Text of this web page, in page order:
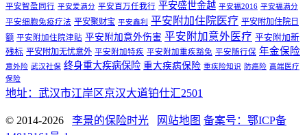
平安智盈同行 平安爱满分 平安百万任我行 平安盛世金越 平安福2016 平安福满分
平安细胞免疫疗法 平安聚财宝 平安鑫利 平安附加住院医疗 平安附加住院日
额 平安附加住院津贴 平安附加意外伤害 平安附加意外医疗 平安附加新
残标 平安附加无忧意外 平安附加特疾 平安附加重疾豁免 平安随行保 年金保险
意外险 武汉社保 终身重大疾病保险 重大疾病保险 重疾险知识 防癌险 高端医疗
保险
地址：武汉市江岸区京汉大道铂仕汇2501
© 2014-2026 李景的保险时光 网站地图 备案号：鄂ICP备